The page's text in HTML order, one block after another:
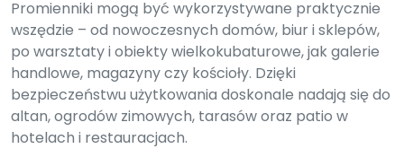
Promienniki mogą być wykorzystywane praktycznie
wszędzie – od nowoczesnych domów, biur i sklepów,
po warsztaty i obiekty wielkokubaturowe, jak galerie
handlowe, magazyny czy kościoły. Dzięki
bezpieczeństwu użytkowania doskonale nadają się do
altan, ogrodów zimowych, tarasów oraz patio w
hotelach i restauracjach.